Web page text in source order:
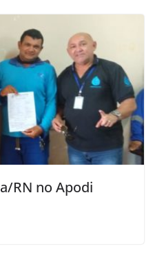
RN no Apodi